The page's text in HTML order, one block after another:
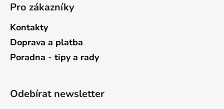
Pro zákazníky
Kontakty
Doprava a platba
Poradna - tipy a rady
Odebírat newsletter